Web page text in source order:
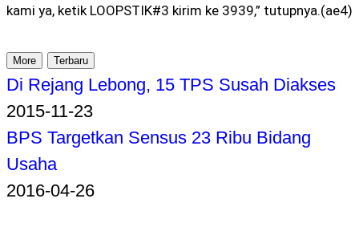
kami ya, ketik LOOPSTIK#3 kirim ke 3939,” tutupnya.(ae4)
More Terbaru
Di Rejang Lebong, 15 TPS Susah Diakses
2015-11-23
BPS Targetkan Sensus 23 Ribu Bidang
Usaha
2016-04-26